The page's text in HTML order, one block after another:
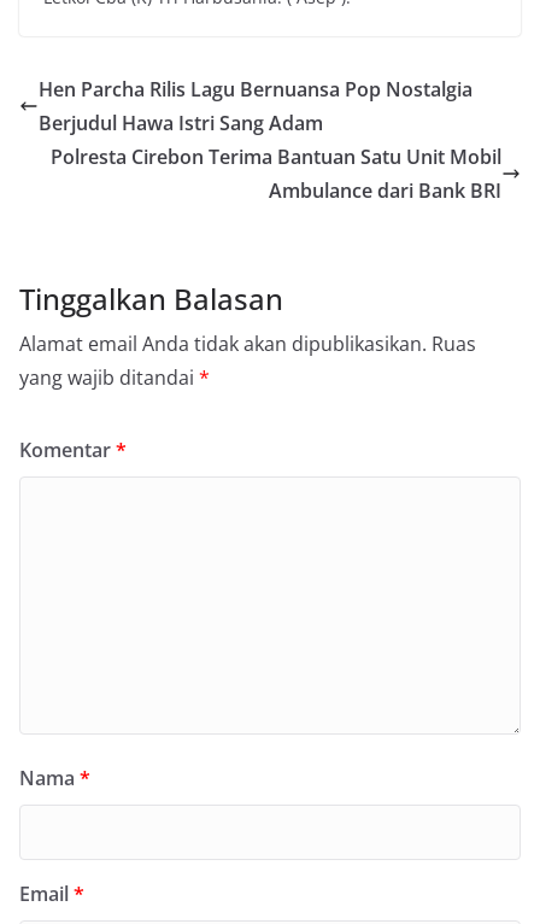
Hen Parcha Rilis Lagu Bernuansa Pop Nostalgia
Berjudul Hawa Istri Sang Adam
Polresta Cirebon Terima Bantuan Satu Unit Mobil
Ambulance dari Bank BRI
Tinggalkan Balasan
Alamat email Anda tidak akan dipublikasikan. Ruas
yang wajib ditandai *
Komentar*
Nama *
Email*